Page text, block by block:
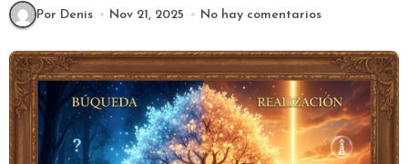
Por Denis Nov 21, 2025 No hay comentarios